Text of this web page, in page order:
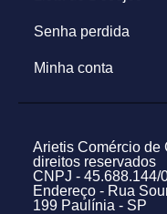
Senha perdida
Minha conta
Arietis Comércio de
direitos reservados
CNPJ - 45.688.144/
Endereço - Rua
199 Paulínia - SP